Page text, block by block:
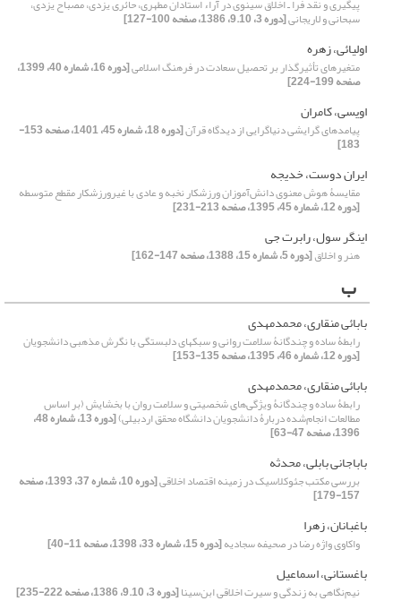
پیگیری و نقد فرا ـ اخلاق سینوی در آراء استادان مطهری، حائری یزدی، مصباح یزدی،
سبحانی و لاریجانی[دوره 3، 9.10، 1386، صفحه 100-127]
اولیائی، زهره
متغیرهای تأثیرگذار بر تحصیل سعادت در فرهنگ اسلامی [دوره 16، شماره 40، 1399،
صفحه 199-224]
اویسی، کامران
پیامدهای گرایشی دنیاگرایی از دیدگاه قرآن [دوره 18، شماره 45، 1401، صفحه 153-
183]
ایران دوست، خدیجه
مقایسۀ هوش معنوی دانش‌آموزان ورزشکار نخبه و عادی با غیرورزشکار مقطع متوسطه
[دوره 12، شماره 45، 1395، صفحه 213-231]
اینگر سول، رابرت جی
هنر و اخلاق[دوره 5، شماره 15، 1388، صفحه 147-162]
ب
بابائی منقاری، محمدمهدی
رابطۀ ساده و چندگانۀ سلامت روانی و سبکهای دلبستگی با نگرش مذهبی دانشجویان
[دوره 12، شماره 46، 1395، صفحه 135-153]
بابائی منقاری، محمدمهدی
رابطۀ‌ ساده و چندگانۀ‌ ویژگی‌های شخصیتی و سلامت روان با بخشایش (بر اساس
مطالعات انجام‌شده دربارۀ‌ دانشجویان دانشگاه محقق اردبیلی) [دوره 13، شماره 48،
1396، صفحه 47-63]
باباجانی بابلی، محدثه
بررسی مکتب جئوکلاسیک در زمینه اقتصاد اخلاقی [دوره 10، شماره 37، 1393، صفحه
157-179]
باغبانان، زهرا
واکاوی واژه رضا در صحیفه سجادیه[دوره 15، شماره 33، 1398، صفحه 11-40]
باغستانی، اسماعیل
نیم‌نگاهی به زندگی و سیرت اخلاقی ابن‌سینا[دوره 3، 9.10، 1386، صفحه 222-235]